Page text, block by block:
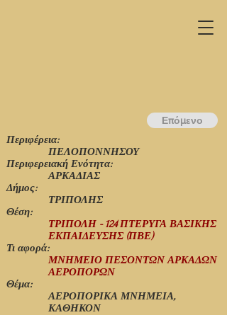
Περιφέρεια:
ΑΡΚΑΔΙΑΣ
ΠΕΛΟΠΟΝΝΗΣΟΥ
Περιφερειακή Ενότητα:
ΤΡΙΠΟΛΗΣ
Δήμος:
Θέση:
ΤΡΙΠΟΛΗ - 124 ΠΤΕΡΥΓΑ ΒΑΣΙΚΗΣ
ΕΚΠΑΙΔΕΥΣΗΣ (ΠΒΕ)
Τι αφορά:
ΜΝΗΜΕΙΟ ΠΕΣΟΝΤΩΝ ΑΡΚΑΔΩΝ
ΑΕΡΟΠΟΡΩΝ
Θέμα:
ΑΕΡΟΠΟΡΙΚΑ ΜΝΗΜΕΙΑ,
ΚΑΘΗΚΟΝ
Επόμενο